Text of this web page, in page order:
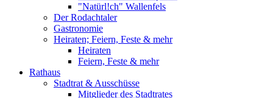
"Natürl!ch" Wallenfels
Der Rodachtaler
Gastronomie
Heiraten; Feiern, Feste & mehr
Heiraten
Feiern, Feste & mehr
Rathaus
Stadtrat & Ausschüsse
Mitglieder des Stadtrates